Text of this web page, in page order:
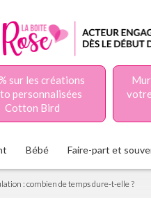
sur les créations
personnalisées
Cotton Bird
Bébé Faire-part et
: combien de temps dure-t-elle ?